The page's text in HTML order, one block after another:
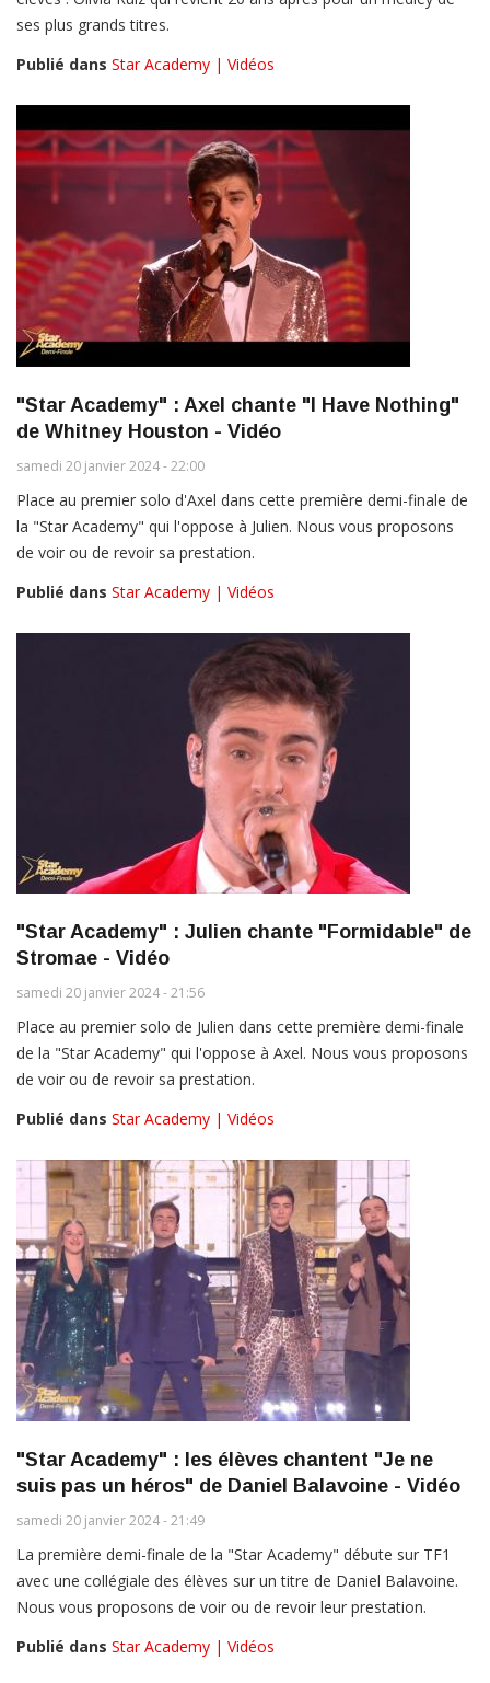
ses plus grands titres.
Publié dans Star Academy | Vidéos
"Star Academy" : Axel chante "I Have Nothing"
de Whitney Houston - Vidéo
samedi 20 janvier 2024 - 22:00
Place au premier solo d'Axel dans cette première demi-finale de
la "Star Academy" qui l'oppose à Julien. Nous vous proposons
de voir ou de revoir sa prestation.
Publié dans Star Academy | Vidéos
"Star Academy" : Julien chante "Formidable" de
Stromae - Vidéo
samedi 20 janvier 2024 - 21:56
Place au premier solo de Julien dans cette première demi-finale
de la "Star Academy" qui l'oppose à Axel. Nous vous proposons
de voir ou de revoir sa prestation.
Publié dans Star Academy | Vidéos
"Star Academy" : les élèves chantent "Je ne
suis pas un héros" de Daniel Balavoine - Vidéo
samedi 20 janvier 2024 - 21:49
La première demi-finale de la "Star Academy" débute sur TF1
avec une collégiale des élèves sur un titre de Daniel Balavoine.
Nous vous proposons de voir ou de revoir leur prestation.
Publié dans Star Academy | Vidéos